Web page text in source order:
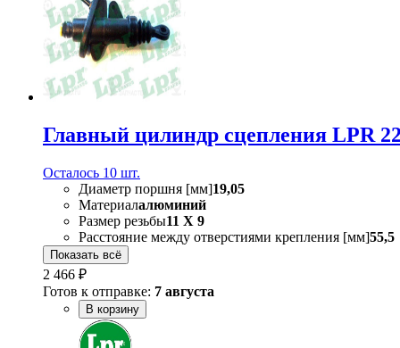
Главный цилиндр сцепления LPR
Осталось 10 шт.
Диаметр поршня [мм]19,05
Материалалюминий
Размер резьбы11 X 9
Расстояние между отверстиями крепления [мм]55,5
Показать всё
2 466 ₽
Готов к отправке: 7 августа
В корзину